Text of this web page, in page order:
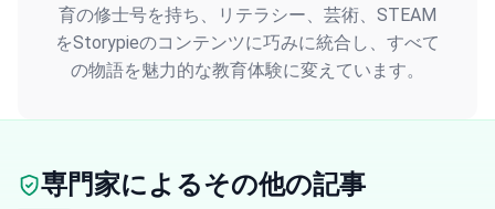
育の修士号を持ち、リテラシー、芸術、STEAM
をStorypieのコンテンツに巧みに統合し、すべて
の物語を魅力的な教育体験に変えています。
専門家によるその他の記事